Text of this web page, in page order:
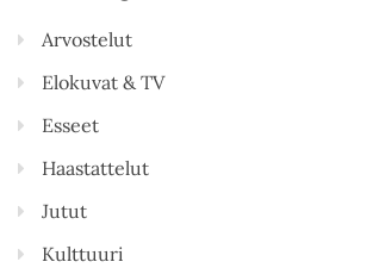
Arvostelut
Elokuvat & TV
Esseet
Haastattelut
Jutut
Kulttuuri